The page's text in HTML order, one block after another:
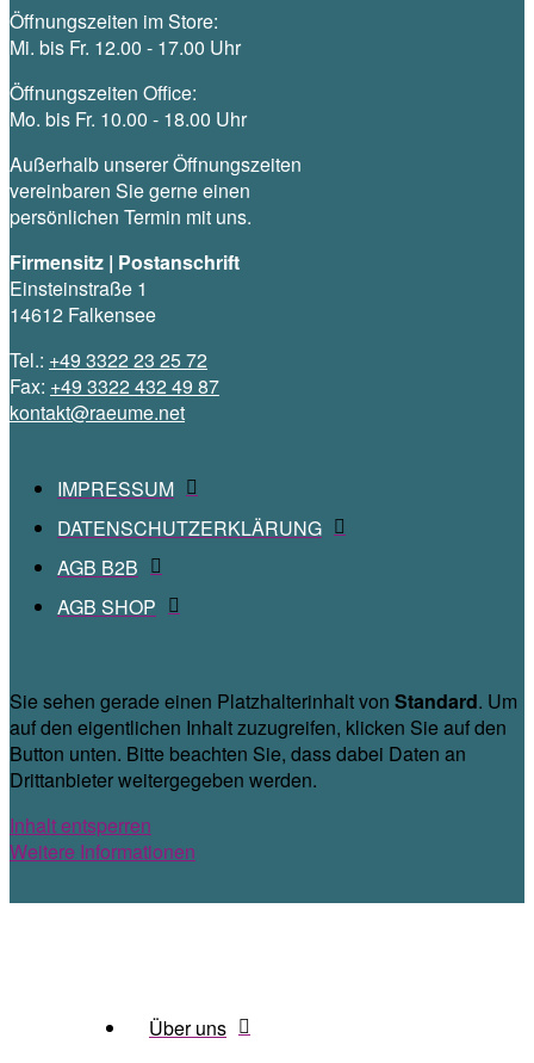
Öffnungszeiten im Store:
Mi. bis Fr. 12.00 - 17.00 Uhr
Öffnungszeiten Office:
Mo. bis Fr. 10.00 - 18.00 Uhr
Außerhalb unserer Öffnungszeiten
vereinbaren Sie gerne einen
persönlichen Termin mit uns.
Firmensitz | Postanschrift
Einsteinstraße 1
14612 Falkensee
Tel.: +49 3322 23 25 72
Fax: +49 3322 432 49 87
kontakt@raeume.net
IMPRESSUM
DATENSCHUTZERKLÄRUNG
AGB B2B
AGB SHOP
Sie sehen gerade einen Platzhalterinhalt von Standard. Um
auf den eigentlichen Inhalt zuzugreifen, klicken Sie auf den
Button unten. Bitte beachten Sie, dass dabei Daten an
Drittanbieter weitergegeben werden.
Inhalt entsperren
Weitere Informationen
Über uns